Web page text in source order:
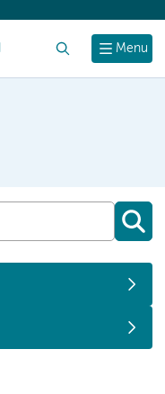
Menu